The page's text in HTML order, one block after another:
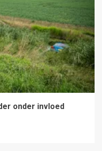
onder invloed